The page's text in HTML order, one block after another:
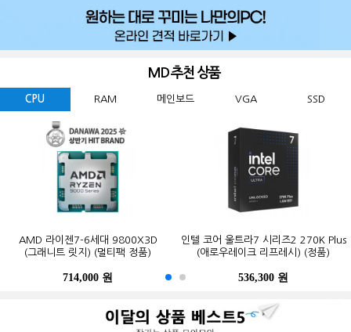
MD 추천 상품
CPU RAM 메인보드 VGA SSD
AMD 라이젠7-6세대 9800X3D
(그래니트 릿지) (멀티팩 정품)
714,000 원
인텔 코어 울트라7 시리즈2 270K Plus
(애로우레이크 리프레시) (정품)
536,300 원
마이크론 Crucial DDR5-5600 CL46
대원씨티에스 (8GB)
169,200 원
마이크론 Crucial DDR5-5600 CL46
대원씨티에스 (16GB)
365,200 원
MSI MAG B850M 박격포 WIFI
269,000 원
GIGABYTE B650M K 제이씨현
123,000 원
PALIT 지포스 RTX 5060 DUAL OC
D7 8GB 이엠텍
656,000 원
GIGABYTE 지포스 RTX 5060
WINDFORCE MAX OC D7 8GB
제이씨현
632,200 원
삼성전자 990 EVO Plus M.2 NVMe
(1TB)
447,000 원
삼성전자 990 EVO Plus M.2 NVMe
(2TB)
941,000 원